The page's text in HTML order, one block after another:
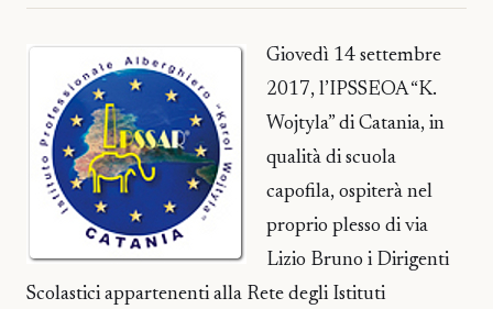
Giovedì 14 settembre
2017, l’IPSSEOA “K.
Wojtyla” di Catania, in
qualità di scuola
capofila, ospiterà nel
proprio plesso di via
Lizio Bruno i Dirigenti
Scolastici appartenenti alla Rete degli Istituti